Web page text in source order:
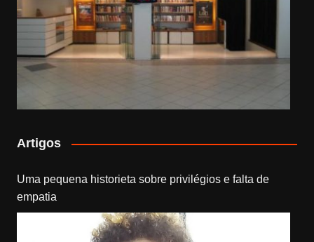
Artigos
Uma pequena historieta sobre privilégios e falta de
empatia